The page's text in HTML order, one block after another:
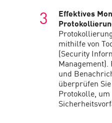
Effektives
mithilfe von
(Security
Management).
und
überprüfen
Protokolle,